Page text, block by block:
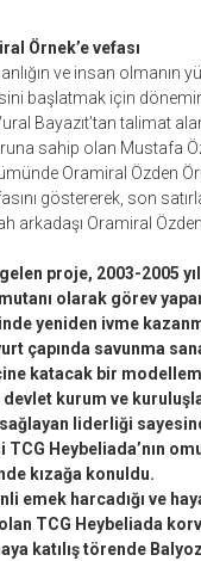
Örnek’e vefası
ve insan olmanın
başlatmak için
Bayazıt’tan talimat
sahip olan Mustafa
Oramiral Özden
göstererek, son
arkadaşı Oramiral
proje, 2003-2005
olarak görev
yeniden ivme
çapında savunma
katacak bir
kurum ve
liderliği
Heybeliada’nın
kızağa konuldu.
emek harcadığı ve
TCG Heybeliada
katılış törende